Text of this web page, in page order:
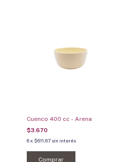
Cuenco 400 cc - Arena
$3.670
6 x $611,67 sin interés
Comprar